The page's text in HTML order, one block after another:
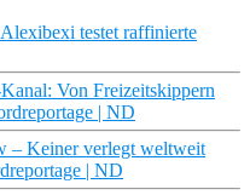
testet raffinierte
Von Freizeitskippern
| ND
– Keiner verlegt weltweit
| ND